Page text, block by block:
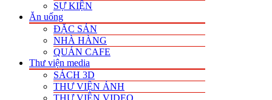
SỰ KIỆN
Ăn uống
ĐẶC SẢN
NHÀ HÀNG
QUÁN CAFE
Thư viện media
SÁCH 3D
THƯ VIỆN ẢNH
THƯ VIỆN VIDEO